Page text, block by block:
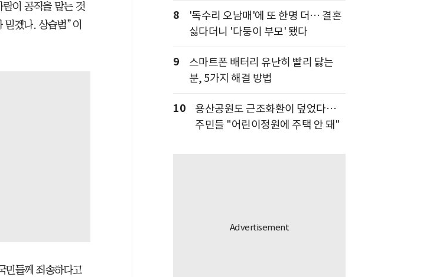
이 공직을 맡는 것
믿겠나. 상습범”이
민들께 죄송하다고
8
'독수리 오남매'에 또 한명 더… 결혼
싫다더니 '다둥이 부모' 됐다
9
스마트폰 배터리 유난히 빨리 닳는
분, 5가지 해결 방법
10
용산공원도 근조화환이 덮었다…
주민들 "어린이정원에 주택 안 돼"